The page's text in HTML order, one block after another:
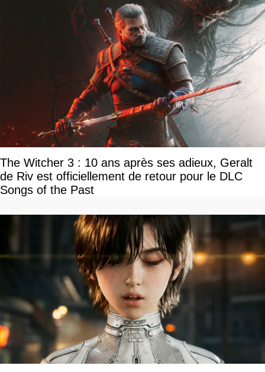
The Witcher 3 : 10 ans après ses adieux, Geralt
de Riv est officiellement de retour pour le DLC
Songs of the Past